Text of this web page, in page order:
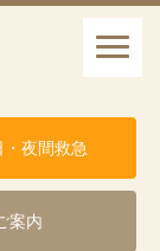
・夜間救急
案内